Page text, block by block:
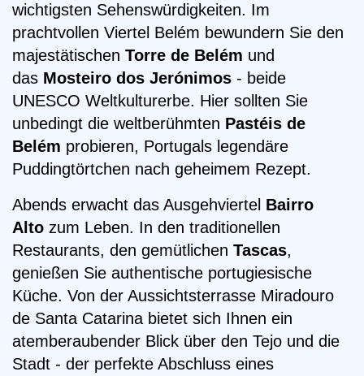
wichtigsten Sehenswürdigkeiten. Im
prachtvollen Viertel Belém bewundern Sie den
majestätischen Torre de Belém und
das Mosteiro dos Jerónimos - beide
UNESCO Weltkulturerbe. Hier sollten Sie
unbedingt die weltberühmten Pastéis de
Belém probieren, Portugals legendäre
Puddingtörtchen nach geheimem Rezept.
Abends erwacht das Ausgehviertel Bairro
Alto zum Leben. In den traditionellen
Restaurants, den gemütlichen Tascas,
genießen Sie authentische portugiesische
Küche. Von der Aussichtsterrasse Miradouro
de Santa Catarina bietet sich Ihnen ein
atemberaubender Blick über den Tejo und die
Stadt - der perfekte Abschluss eines